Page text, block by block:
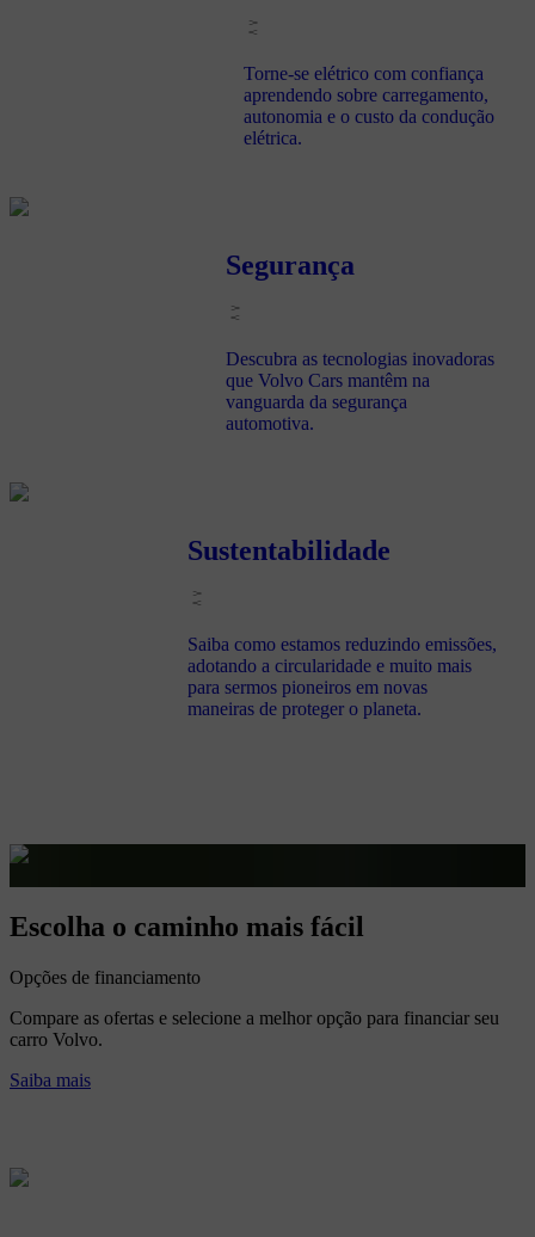
Torne-se elétrico com confiança
aprendendo sobre carregamento,
autonomia e o custo da condução
elétrica.
Segurança
Descubra as tecnologias inovadoras
que Volvo Cars mantêm na
vanguarda da segurança
automotiva.
Sustentabilidade
Saiba como estamos reduzindo emissões,
adotando a circularidade e muito mais
para sermos pioneiros em novas
maneiras de proteger o planeta.
Escolha o caminho mais fácil
Opções de financiamento
Compare as ofertas e selecione a melhor opção para financiar seu
carro Volvo.
Saiba mais